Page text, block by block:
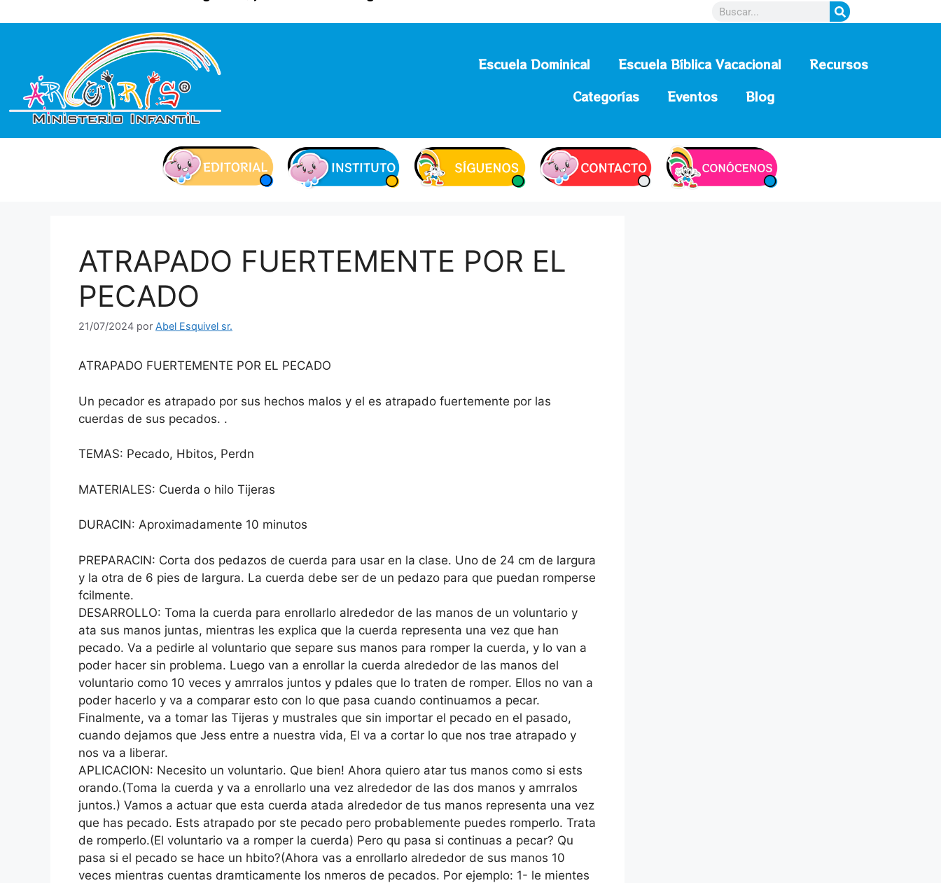
Escuela Dominical Escuela Bíblica Vacacional
Recursos
Categorías
Eventos Blog
ATRAPADO FUERTEMENTE POR EL
PECADO
21/07/2024 por Abel Esquivel sr.
ATRAPADO FUERTEMENTE POR EL PECADO
Un pecador es atrapado por sus hechos malos y el es atrapado fuertemente por las
cuerdas de sus pecados. .
TEMAS: Pecado, Hbitos, Perdn
MATERIALES: Cuerda o hilo Tijeras
DURACIN: Aproximadamente 10 minutos
PREPARACIN: Corta dos pedazos de cuerda para usar en la clase. Uno de 24 cm de largura
y la otra de 6 pies de largura. La cuerda debe ser de un pedazo para que puedan romperse
fcilmente.
DESARROLLO: Toma la cuerda para enrollarlo alrededor de las manos de un voluntario y
ata sus manos juntas, mientras les explica que la cuerda representa una vez que han
pecado. Va a pedirle al voluntario que separe sus manos para romper la cuerda, y lo van a
poder hacer sin problema. Luego van a enrollar la cuerda alrededor de las manos del
voluntario como 10 veces y amrralos juntos y pdales que lo traten de romper. Ellos no van a
poder hacerlo y va a comparar esto con lo que pasa cuando continuamos a pecar.
Finalmente, va a tomar las Tijeras y mustrales que sin importar el pecado en el pasado,
cuando dejamos que Jess entre a nuestra vida, El va a cortar lo que nos trae atrapado y
nos va a liberar.
APLICACION: Necesito un voluntario. Que bien! Ahora quiero atar tus manos como si ests
orando.(Toma la cuerda y va a enrollarlo una vez alrededor de las dos manos y amrralos
juntos.) Vamos a actuar que esta cuerda atada alrededor de tus manos representa una vez
que has pecado. Ests atrapado por ste pecado pero probablemente puedes romperlo. Trata
de romperlo.(El voluntario va a romper la cuerda) Pero qu pasa si continuas a pecar? Qu
pasa si el pecado se hace un hbito?(Ahora vas a enrollarlo alrededor de sus manos 10
veces mientras cuentas dramticamente los nmeros de pecados. Por ejemplo: 1- le mientes